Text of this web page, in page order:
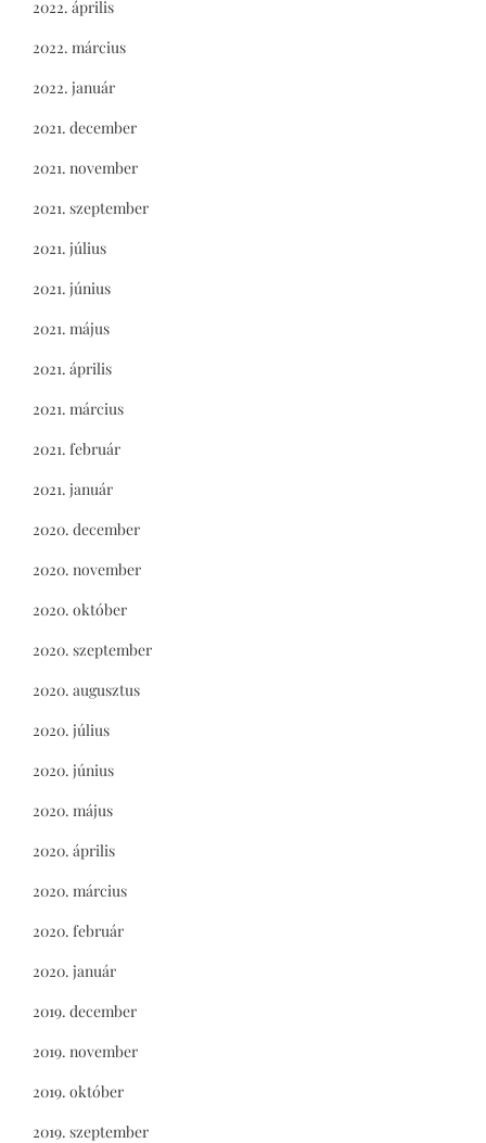
2022. április
2022. március
2022. január
2021. december
2021. november
2021. szeptember
2021. július
2021. június
2021. május
2021. április
2021. március
2021. február
2021. január
2020. december
2020. november
2020. október
2020. szeptember
2020. augusztus
2020. július
2020. június
2020. május
2020. április
2020. március
2020. február
2020. január
2019. december
2019. november
2019. október
2019. szeptember